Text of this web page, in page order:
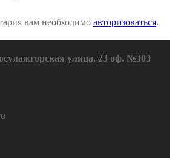
вам необходимо авторизоваться.
улица, 23 оф. №303